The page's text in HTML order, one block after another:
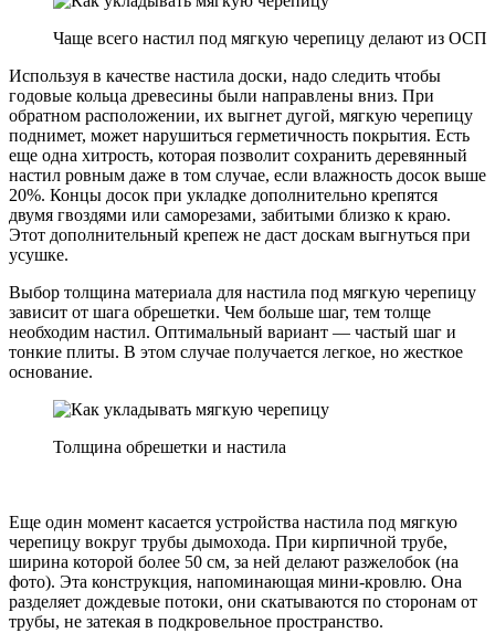
Чаще всего настил под мягкую черепицу делают из ОСП
Используя в качестве настила доски, надо следить чтобы
годовые кольца древесины были направлены вниз. При
обратном расположении, их выгнет дугой, мягкую черепицу
поднимет, может нарушиться герметичность покрытия. Есть
еще одна хитрость, которая позволит сохранить деревянный
настил ровным даже в том случае, если влажность досок выше
20%. Концы досок при укладке дополнительно крепятся
двумя гвоздями или саморезами, забитыми близко к краю.
Этот дополнительный крепеж не даст доскам выгнуться при
усушке.
Выбор толщина материала для настила под мягкую черепицу
зависит от шага обрешетки. Чем больше шаг, тем толще
необходим настил. Оптимальный вариант — частый шаг и
тонкие плиты. В этом случае получается легкое, но жесткое
основание.
Толщина обрешетки и настила
Еще один момент касается устройства настила под мягкую
черепицу вокруг трубы дымохода. При кирпичной трубе,
ширина которой более 50 см, за ней делают разжелобок (на
фото). Эта конструкция, напоминающая мини-кровлю. Она
разделяет дождевые потоки, они скатываются по сторонам от
трубы, не затекая в подкровельное пространство.